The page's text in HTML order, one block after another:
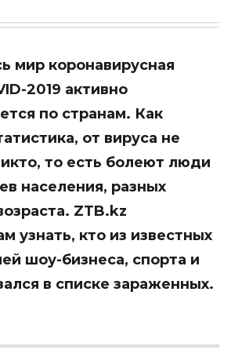
мир коронавирусная
2019 активно
по странам. Как
от вируса не
то есть болеют люди
населения, разных
ZTB.kz
узнать, кто из известных
шоу-бизнеса, спорта и
в списке зараженных.